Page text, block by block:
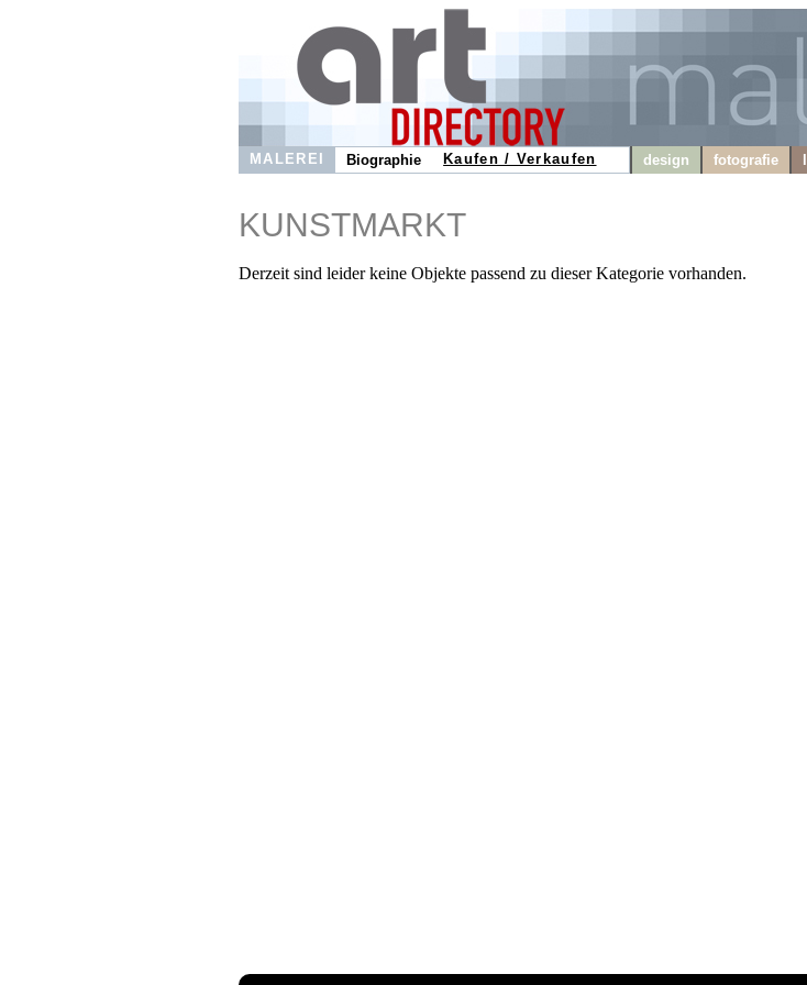
MALEREI Biographie Kaufen / Verkaufen design fotografie
KUNSTMARKT
Derzeit sind leider keine Objekte passend zu dieser Kategorie vorhanden.